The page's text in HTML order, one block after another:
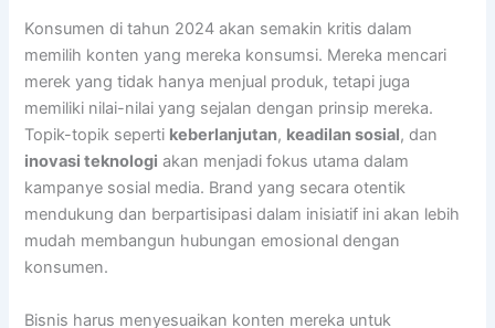
Konsumen di tahun 2024 akan semakin kritis dalam
memilih konten yang mereka konsumsi. Mereka mencari
merek yang tidak hanya menjual produk, tetapi juga
memiliki nilai-nilai yang sejalan dengan prinsip mereka.
Topik-topik seperti keberlanjutan, keadilan sosial, dan
inovasi teknologi akan menjadi fokus utama dalam
kampanye sosial media. Brand yang secara otentik
mendukung dan berpartisipasi dalam inisiatif ini akan lebih
mudah membangun hubungan emosional dengan
konsumen.
Bisnis harus menyesuaikan konten mereka untuk